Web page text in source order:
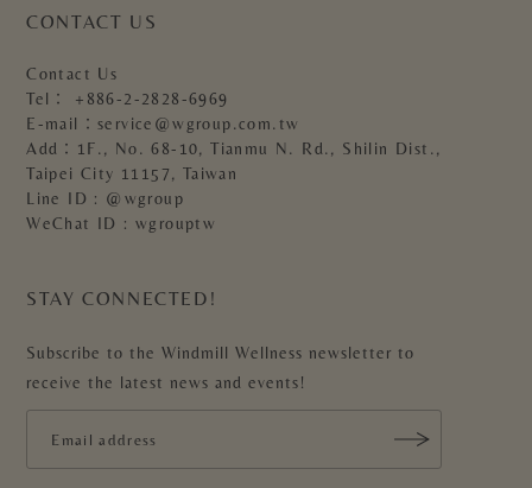
CONTACT US
Contact Us
Tel：
+886-2-2828-6969
E-mail：service@wgroup.com.tw
Add：1F., No. 68-10, Tianmu N. Rd., Shilin Dist.,
Taipei City 11157, Taiwan
Line ID : @wgroup
WeChat ID : wgrouptw
STAY CONNECTED!
Subscribe to the Windmill Wellness newsletter to
receive the latest news and events!